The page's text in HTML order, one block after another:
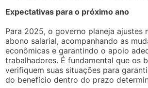
Expectativas para o próximo ano
Para 2025, o governo planeja ajustes
abono salarial, acompanhando as
econômicas e garantindo o apoio
trabalhadores. É fundamental que os
verifiquem suas situações para
do benefício dentro do prazo